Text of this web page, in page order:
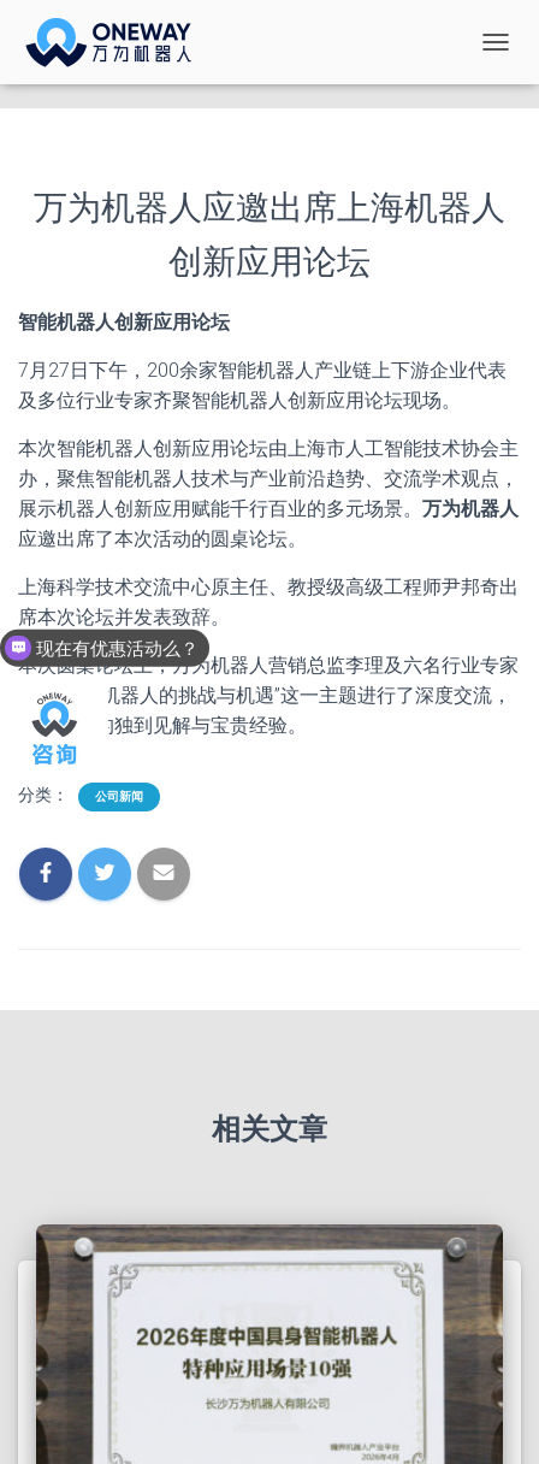
换
导
万为机器人应邀出席上海机器人
创新应用论坛
智能机器人创新应用论坛
7月27日下午，200余家智能机器人产业链上下游企业代表
及多位行业专家齐聚智能机器人创新应用论坛现场。
本次智能机器人创新应用论坛由上海市人工智能技术协会主
办，聚焦智能机器人技术与产业前沿趋势、交流学术观点，
展示机器人创新应用赋能千行百业的多元场景。 万为机器人
应邀出席了本次活动的圆桌论坛。
上海科学技术交流中心原主任、教授级高级工程师尹邦奇出
席本次论坛并发表致辞。
本次圆桌论坛上，万为机器人营销总监李理及六名行业专家
围绕“智能机器人的挑战与机遇”这一主题进行了深度交流，
分享各自的独到见解与宝贵经验。
分类： 公司新闻
相关文章
可以介绍下你们的产品么？
现在有优惠活动么？